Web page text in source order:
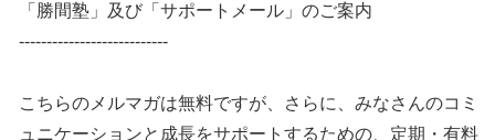
「勝間塾」及び「サポートメール」のご案内
---------------------------
こちらのメルマガは無料ですが、さらに、みなさんのコミ
ュニケーションと成長をサポートするための、定期・有料